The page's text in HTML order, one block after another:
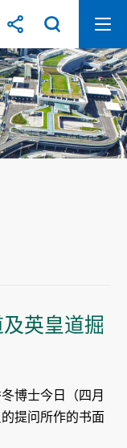
英皇道掘
博士今日（四月
提问所作的书面